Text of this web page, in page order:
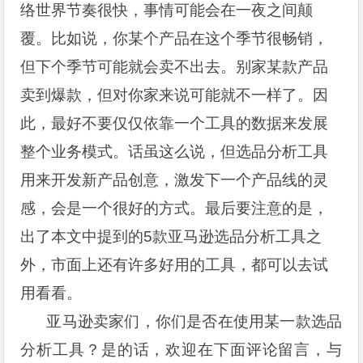
络世界节奏很快，事情可能会在一夜之间颠
覆。比如说，你某个产品在这个季节很畅销，
但下个季节可能就会卖不出去。别家某款产品
卖到爆款，但对你家来说可能就不一样了。因
此，最好不要仅仅依靠一个工具的数据来发展
整个业务模式。话虽这么说，但选品分析工具
用来开发新产品创意，激发下一个产品线的灵
感，会是一个很好的方式。最后要注意的是，
出了本文中提到的5款亚马逊选品分析工具之
外，市面上还有许多好用的工具，都可以去试
用看看。
亚马逊卖家们，你们是否在使用某一款选品
分析工具？是的话，欢迎在下面评论留言，与